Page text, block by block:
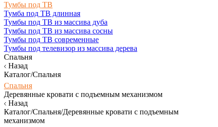
Тумбы под ТВ
Тумба под ТВ длинная
Тумбы под ТВ из массива дуба
Тумбы под ТВ из массива сосны
Тумбы под ТВ современные
Тумбы под телевизор из массива дерева
Спальня
Назад
Каталог/Спальня
Спальня
Деревянные кровати с подъемным механизмом
Назад
Каталог/Спальня/Деревянные кровати с подъемным
механизмом